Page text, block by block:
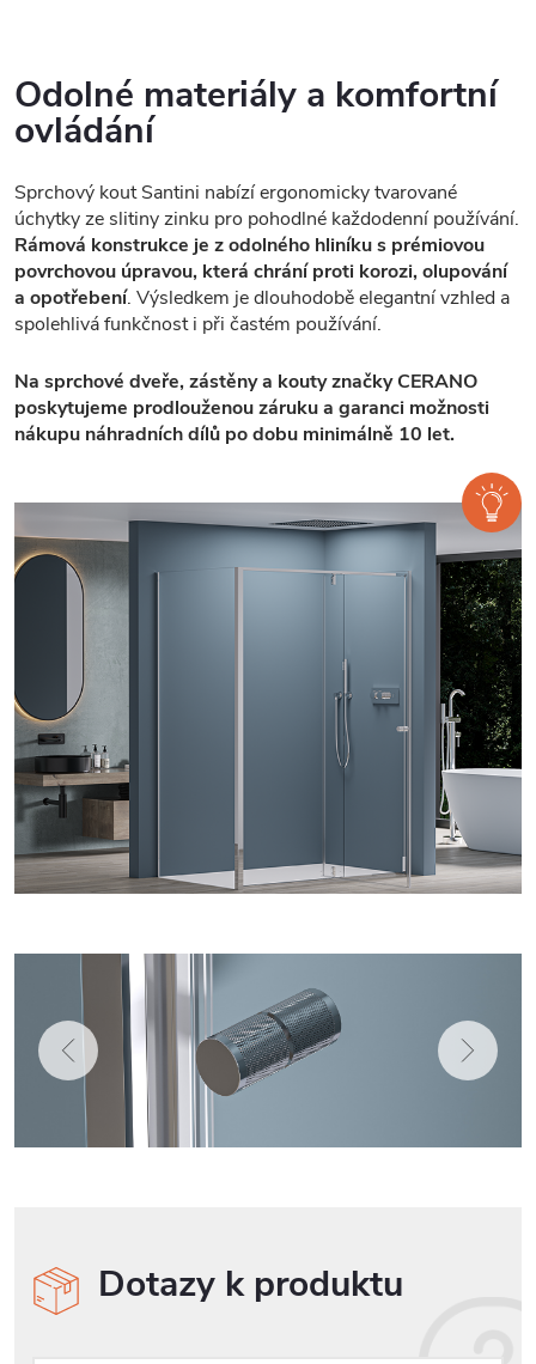
Odolné materiály a komfortní
ovládání
Sprchový kout Santini nabízí ergonomicky tvarované
úchytky ze slitiny zinku pro pohodlné každodenní používání.
Rámová konstrukce je z odolného hliníku s prémiovou
povrchovou úpravou, která chrání proti korozi, olupování
a opotřebení. Výsledkem je dlouhodobě elegantní vzhled a
spolehlivá funkčnost i při častém používání.
Na sprchové dveře, zástěny a kouty značky CERANO
poskytujeme prodlouženou záruku a garanci možnosti
nákupu náhradních dílů po dobu minimálně 10 let.
Dotazy k produktu